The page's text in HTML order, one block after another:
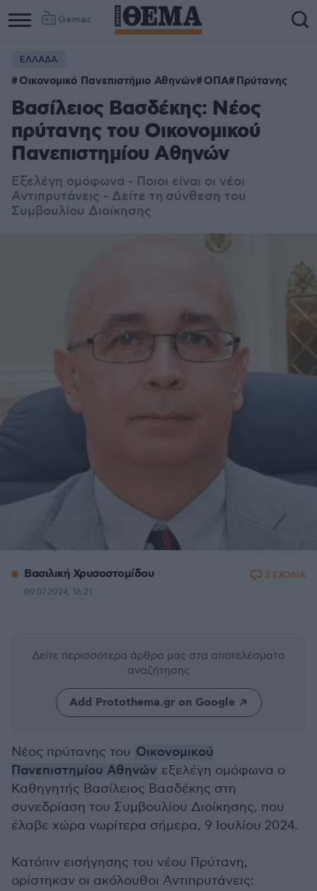
Games
ΕΛΛΑΔΑ
Οικονομικό Πανεπιστήμιο Αθηνών ΟΠΑ Πρύτανης
Βασίλειος Βασδέκης: Νέος
πρύτανης του Οικονομικού
Πανεπιστημίου Αθηνών
Εξελέγη ομόφωνα - Ποιοι είναι οι νέοι
Αντιπρυτάνεις - Δείτε τη σύνθεση του
Συμβουλίου Διοίκησης
Βασιλική Χρυσοστομίδου
09.07.2024, 16:21
3 ΣΧΟΛΙΑ
Δείτε περισσότερα άρθρα μας στα αποτελέσματα
αναζήτησης
Add Protothema.gr on Google
Νέος πρύτανης του Οικονομικού
Πανεπιστημίου Αθηνών εξελέγη ομόφωνα ο
Καθηγητής Βασίλειος Βασδέκης στη
συνεδρίαση του Συμβουλίου Διοίκησης, που
έλαβε χώρα νωρίτερα σήμερα, 9 Ιουλίου 2024.
Κατόπιν εισήγησης του νέου Πρύτανη,
ορίστηκαν οι ακόλουθοι Αντιπρυτάνεις: